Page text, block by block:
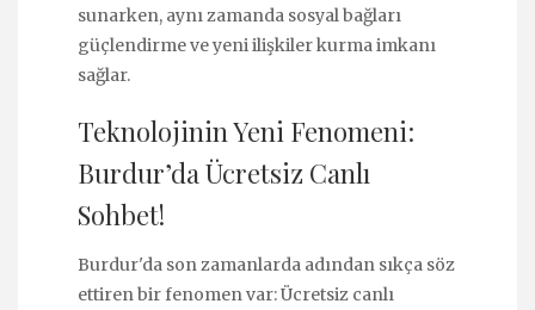
sunarken, aynı zamanda sosyal bağları
güçlendirme ve yeni ilişkiler kurma imkanı
sağlar.
Teknolojinin Yeni Fenomeni:
Burdur’da Ücretsiz Canlı
Sohbet!
Burdur'da son zamanlarda adından sıkça söz
ettiren bir fenomen var: Ücretsiz canlı